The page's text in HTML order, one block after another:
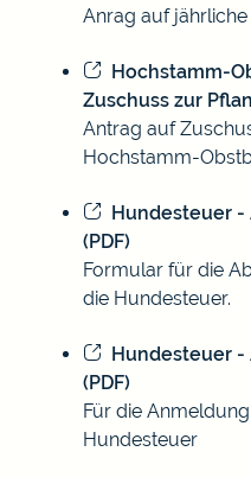
Anrag auf
Hochstamm-
Zuschuss zur
Antrag auf
Hochstamm-
Hundesteuer -
(PDF)
Formular für die
die Hundesteuer.
Hundesteuer -
(PDF)
Für die
Hundesteuer